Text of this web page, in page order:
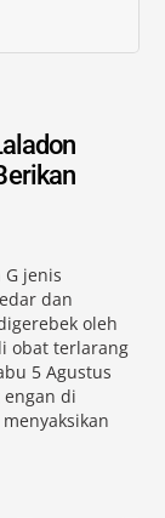
G jenis
dan
oleh
obat terlarang
5 Agustus
engan di